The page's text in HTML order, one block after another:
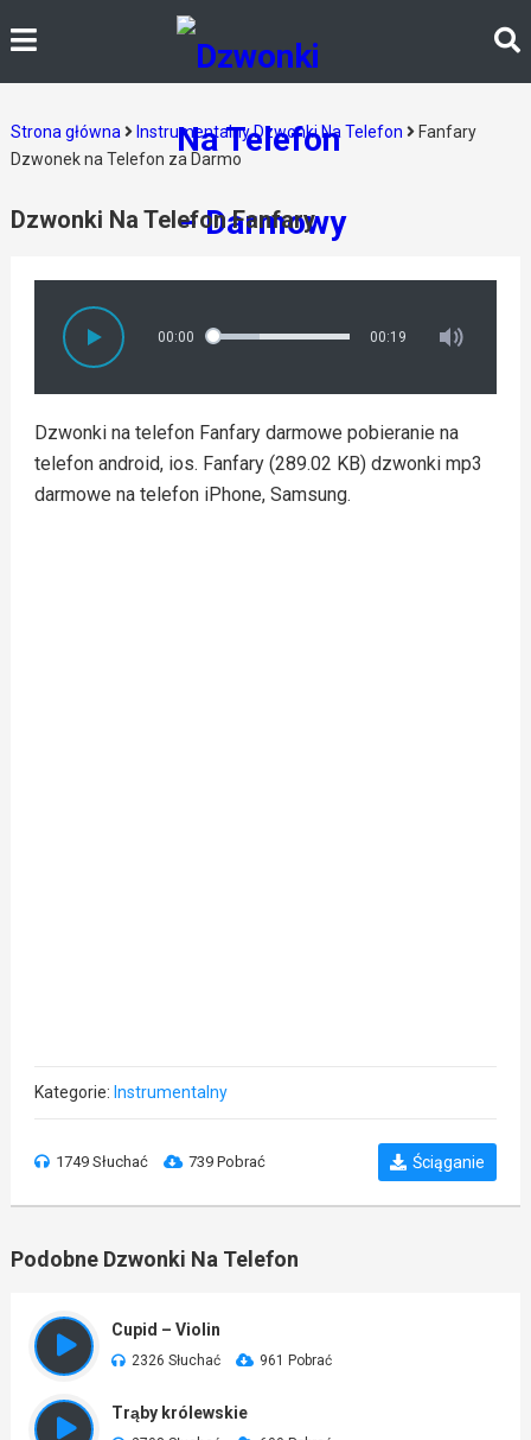
Strona główna Instrumentalny Dzwonki Na Telefon
Fanfary
Dzwonek na Telefon za Darmo
Dzwonki Na Telefon Fanfary
00:00 00:19
Dzwonki na telefon Fanfary darmowe pobieranie na
telefon android, ios. Fanfary (289.02 KB) dzwonki mp3
darmowe na telefon iPhone, Samsung.
Kategorie: Instrumentalny
1749 Słuchać 739 Pobrać Ściąganie
Podobne Dzwonki Na Telefon
Cupid – Violin
2326 Słuchać 961 Pobrać
Trąby królewskie